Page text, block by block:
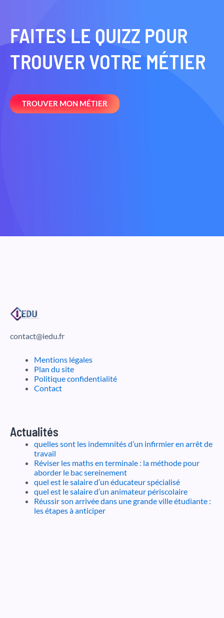
FAITES LE QUIZZ POUR
TROUVER VOTRE MÉTIER
TROUVER MON MÉTIER
contact@iedu.fr
Mentions légales
Plan du site
Politique confidentialité
Contact
Actualités
quelles sont les indemnités d’un infirmier en arrêt de
travail
Réviser les maths en terminale : la méthode pour
aborder le bac sereinement
quel est le salaire d’un éducateur spécialisé
quel est le salaire d’un animateur périscolaire
Réussir son arrivée dans une grande ville étudiante :
les étapes à anticiper